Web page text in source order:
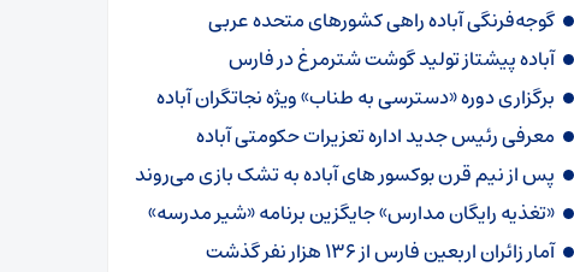
گوجه‌فرنگی آباده راهی کشورهای متحده عربی
آباده پیشتاز تولید گوشت شترمرغ در فارس
برگزاری دوره «دسترسی به طناب» ویژه نجاتگران آباده
معرفی رئیس جدید اداره تعزیرات حکومتی آباده
پس از نیم قرن بوکسور های آباده به تشک بازی می‌روند
«تغذیه رایگان مدارس» جایگزین برنامه «شیر مدرسه»
آمار زائران اربعین فارس از ۱۳۶ هزار نفر گذشت